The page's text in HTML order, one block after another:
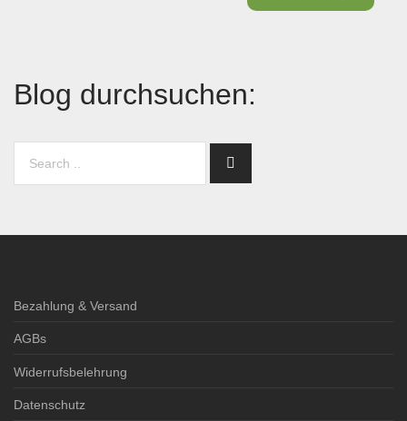
Blog durchsuchen:
Bezahlung & Versand
AGBs
Widerrufsbelehrung
Datenschutz